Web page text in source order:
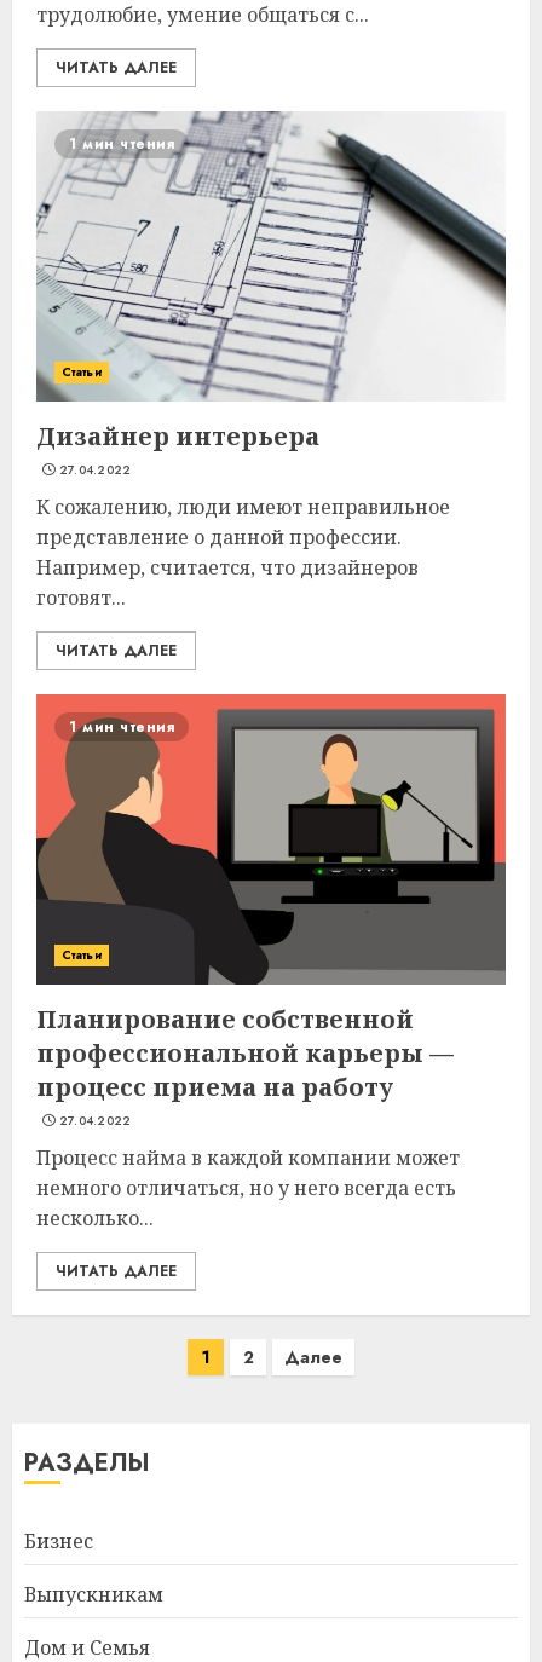
трудолюбие, умение общаться с...
ЧИТАТЬ ДАЛЕЕ
1 мин чтения
Статьи
Дизайнер интерьера
27.04.2022
К сожалению, люди имеют неправильное
представление о данной профессии.
Например, считается, что дизайнеров
готовят...
ЧИТАТЬ ДАЛЕЕ
1 мин чтения
Статьи
Планирование собственной
профессиональной карьеры —
процесс приема на работу
27.04.2022
Процесс найма в каждой компании может
немного отличаться, но у него всегда есть
несколько...
ЧИТАТЬ ДАЛЕЕ
1 2 Далее
РАЗДЕЛЫ
Бизнес
Выпускникам
Дом и Семья